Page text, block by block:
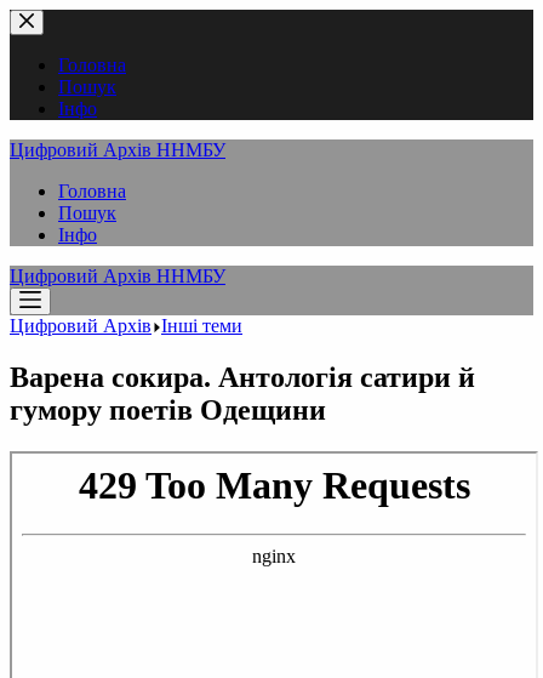
Перейти
до
вмістуГоловна
Пошук
Інфо
Цифровий Архів ННМБУ
Головна
Пошук
Інфо
Цифровий Архів ННМБУ
Цифровий Архів Інші теми
Варена сокира. Антологія сатири й
гумору поетів Одещини